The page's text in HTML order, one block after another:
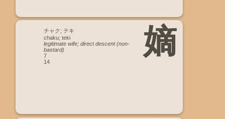
嫡
チャク; テキ
chaku; teki
legitimate wife; direct descent (non-
bastard)
7
14